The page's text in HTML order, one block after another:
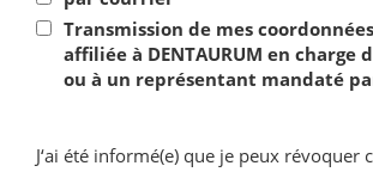
Transmission de mes
affiliée à DENTAURUM en charge
ou à un représentant mandaté par
J‘ai été informé(e) que je peux révoquer